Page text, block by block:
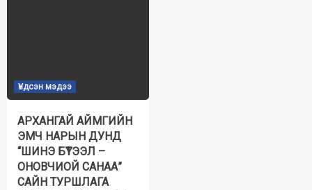
Үндсэн мэдээ
АРХАНГАЙ АЙМГИЙН
ЭМЧ НАРЫН ДУНД
“ШИНЭ БҮТЭЭЛ –
ОНОВЧИОЙ САНАА”
САЙН ТУРШЛАГА